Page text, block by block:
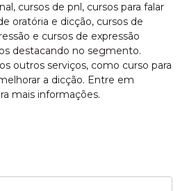
cursos de pnl, cursos para falar
oratória e dicção, cursos de
e cursos de expressão
destacando no segmento.
outros serviços, como curso para
a dicção. Entre em
mais informações.